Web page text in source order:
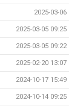
2025-03-06
2025-03-05 09:25
2025-03-05 09:22
2025-02-20 13:07
2024-10-17 15:49
2024-10-14 09:25